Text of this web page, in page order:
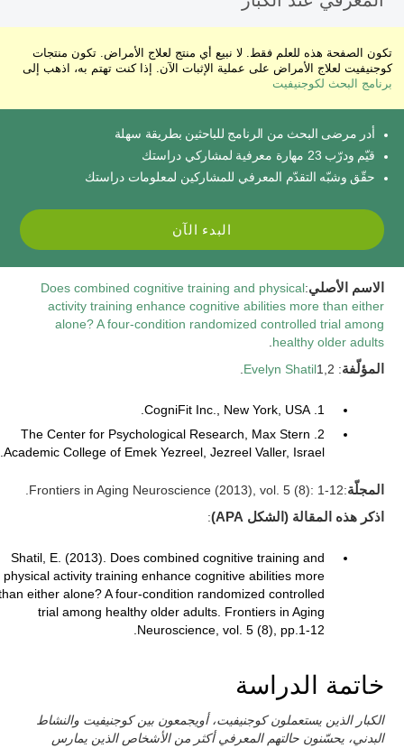
تكون الصفحة هذه للعلم فقط. لا نبيع أي منتج لعلاج الأمراض. تكون منتجات
كوجنيفيت لعلاج الأمراض على عملية الإثبات الآن. إذا كنت تهتم به، اذهب إلى
برنامج البحث لكوجنيفيت
أدر مرضى البحث من الرنامج للباحثين بطريقة سهلة
قيّم ودرّب 23 مهارة معرفية لمشاركي دراستك
حقّق وشبّه التقدّم المعرفي للمشاركين لمعلومات دراستك
البدء الآن
الاسم الأصلي:
Does combined cognitive training and physical
activity training enhance cognitive abilities more than either
alone? A four-condition randomized controlled trial among
healthy older adults
المؤلّفة:
Evelyn Shatil1,2.
1. CogniFit Inc., New York, USA.
2. The Center for Psychological Research, Max Stern
Academic College of Emek Yezreel, Jezreel Valler, Israel.
المجلّة:Frontiers in Aging Neuroscience (2013), vol. 5 (8): 1-12.
اذكر هذه المقالة (الشكل APA)
:
Shatil, E. (2013). Does combined cognitive training and
physical activity training enhance cognitive abilities more
either alone? A four-condition randomized controlled
trial among healthy older adults. Frontiers in Aging
Neuroscience, vol. 5 (8), pp.1-12.
خاتمة الدراسة
الكبار الذين يستعملون كوجنيفيت، أويجمعون بين كوجنيفيت والنشاط
البدني، يحسّنون حالتهم المعرفي أكثر من الأشخاص الذين يمارس